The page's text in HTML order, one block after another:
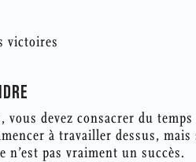
victoires
devez consacrer du
à travailler dessus, mais
pas vraiment un succès.